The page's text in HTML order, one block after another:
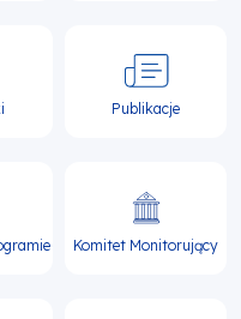
Publikacje
Komitet Monitorujący